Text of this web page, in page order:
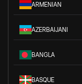
ARMENIAN
AZERBAIJANI
BANGLA
BASQUE